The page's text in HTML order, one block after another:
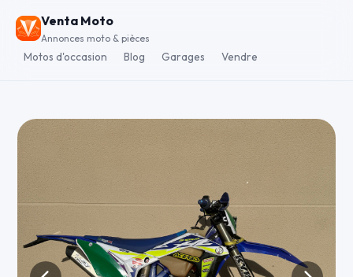
Venta Moto
Annonces moto & pièces
Motos d'occasion Blog Garages Vendre